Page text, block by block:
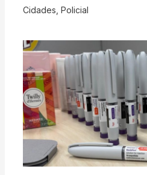
Cidades Policial